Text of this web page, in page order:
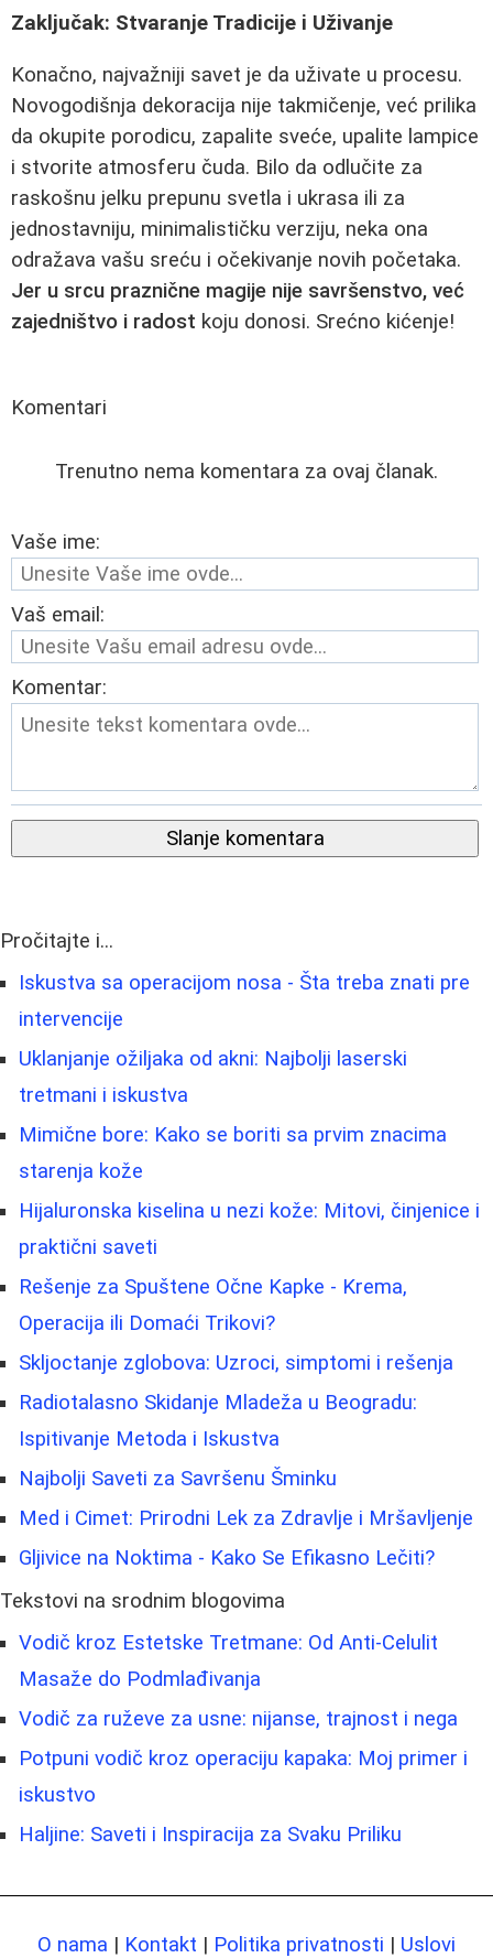
Zaključak: Stvaranje Tradicije i Uživanje
Konačno, najvažniji savet je da uživate u procesu.
Novogodišnja dekoracija nije takmičenje, već prilika
da okupite porodicu, zapalite sveće, upalite lampice
i stvorite atmosferu čuda. Bilo da odlučite za
raskošnu jelku prepunu svetla i ukrasa ili za
jednostavniju, minimalističku verziju, neka ona
odražava vašu sreću i očekivanje novih početaka.
Jer u srcu praznične magije nije savršenstvo, već
zajedništvo i radost koju donosi. Srećno kićenje!
Komentari
Trenutno nema komentara za ovaj članak.
Vaše ime:
Vaš email:
Komentar:
Slanje komentara
Pročitajte i...
Iskustva sa operacijom nosa - Šta treba znati pre
intervencije
Uklanjanje ožiljaka od akni: Najbolji laserski
tretmani i iskustva
Mimične bore: Kako se boriti sa prvim znacima
starenja kože
Hijaluronska kiselina u nezi kože: Mitovi, činjenice i
praktični saveti
Rešenje za Spuštene Očne Kapke - Krema,
Operacija ili Domaći Trikovi?
Skljoctanje zglobova: Uzroci, simptomi i rešenja
Radiotalasno Skidanje Mladeža u Beogradu:
Ispitivanje Metoda i Iskustva
Najbolji Saveti za Savršenu Šminku
Med i Cimet: Prirodni Lek za Zdravlje i Mršavljenje
Gljivice na Noktima - Kako Se Efikasno Lečiti?
Tekstovi na srodnim blogovima
Vodič kroz Estetske Tretmane: Od Anti-Celulit
Masaže do Podmlađivanja
Vodič za ruževe za usne: nijanse, trajnost i nega
Potpuni vodič kroz operaciju kapaka: Moj primer i
iskustvo
Haljine: Saveti i Inspiracija za Svaku Priliku
O nama | Kontakt | Politika privatnosti | Uslovi